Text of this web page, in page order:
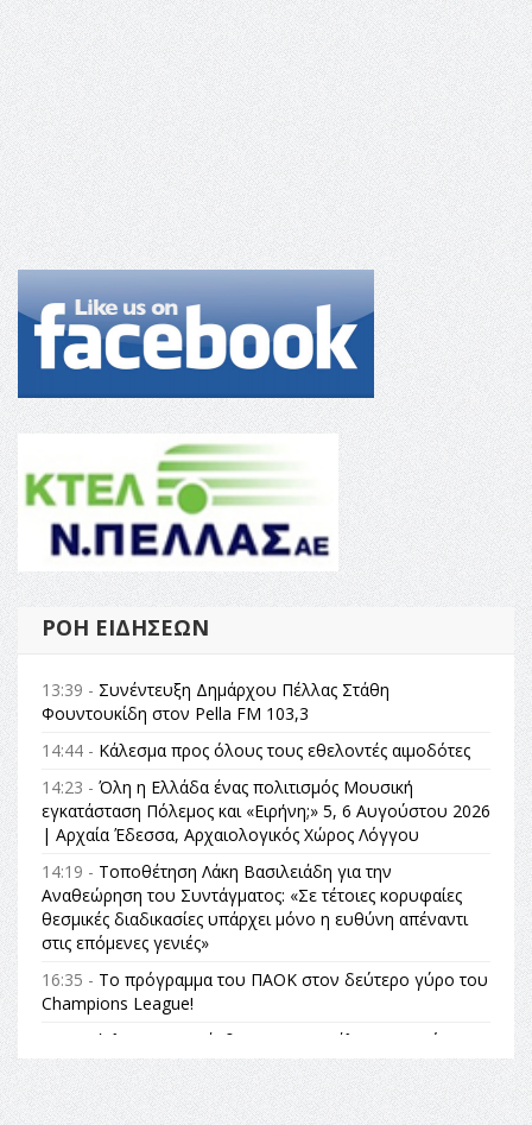
ΡΟΉ ΕΙΔΉΣΕΩΝ
13:39 - Συνέντευξη Δημάρχου Πέλλας Στάθη
Φουντουκίδη στον Pella FM 103,3
14:44 - Κάλεσμα προς όλους τους εθελοντές αιμοδότες
14:23 - Όλη η Ελλάδα ένας πολιτισμός Μουσική
εγκατάσταση Πόλεμος και «Ειρήνη;» 5, 6 Αυγούστου 2026
| Αρχαία Έδεσσα, Αρχαιολογικός Χώρος Λόγγου
14:19 - Τοποθέτηση Λάκη Βασιλειάδη για την
Αναθεώρηση του Συντάγματος: «Σε τέτοιες κορυφαίες
θεσμικές διαδικασίες υπάρχει μόνο η ευθύνη απέναντι
στις επόμενες γενιές»
16:35 - Το πρόγραμμα του ΠΑΟΚ στον δεύτερο γύρο του
Champions League!
Όλυμπος: Εντάχθηκε στον Κατάλογο Παγκόσμιας
Κληρονομιάς της UNESCO – Ομόφωνη η απόφαση Ο
Όλυμπος αναγνωρίστηκε ως φυσικό και πολιτιστικό
αγαθό εξέχουσας οικουμενικής αξίας για την